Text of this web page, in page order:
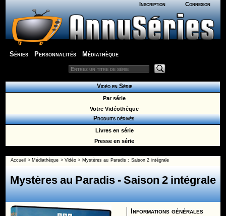
Inscription Connexion
Séries Personnalités Médiathèque
Vidéo en Série
Par série
Votre Vidéothèque
Produits dérivés
Livres en série
Presse en série
Accueil > Médiathèque >Vidéo > Mystères au Paradis: Saison 2 intégrale
Mystères au Paradis- Saison 2 intégrale
Informations générales